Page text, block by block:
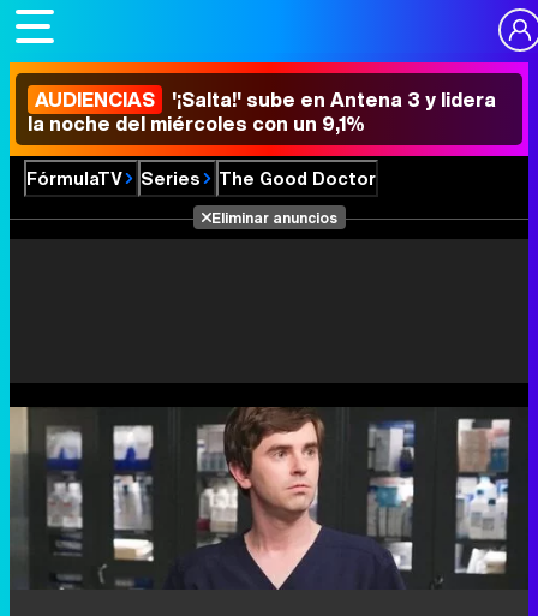
AUDIENCIAS '¡Salta!' sube en Antena 3 y lidera
la noche del miércoles con un 9,1%
FórmulaTV Series The Good Doctor
Eliminar anuncios